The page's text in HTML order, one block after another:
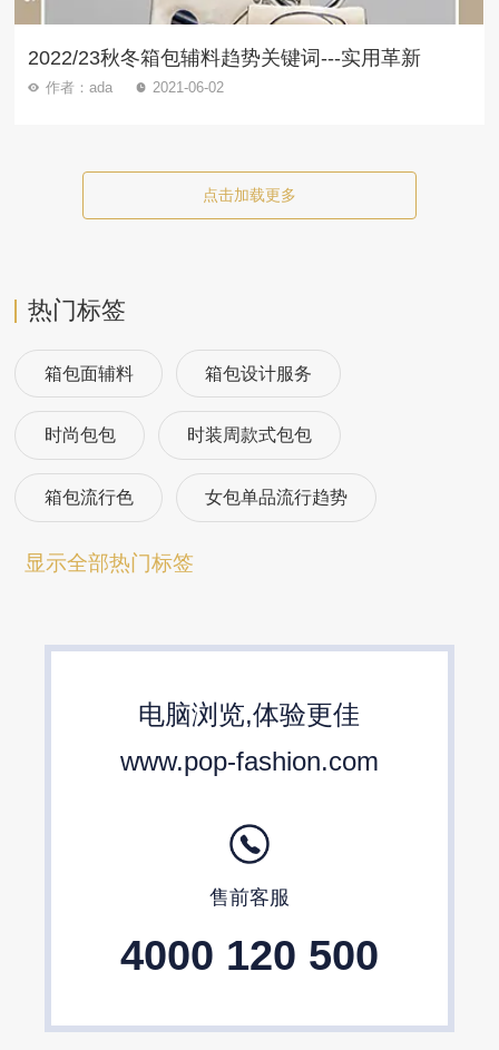
2022/23秋冬箱包辅料趋势关键词---实用革新
作者：ada 2021-06-02
点击加载更多
热门标签
箱包面辅料 箱包设计服务
时尚包包 时装周款式包包
箱包流行色 女包单品流行趋势
箱包流行趋势预测
显示全部热门标签
电脑浏览,体验更佳
www.pop-fashion.com
售前客服
4000 120 500